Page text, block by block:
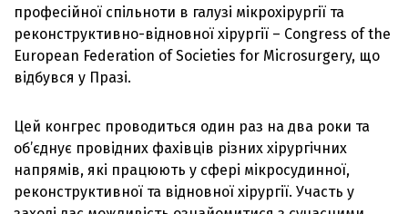
професійної спільноти в галузі мікрохірургії та
реконструктивно-відновної хірургії – Congress of the
European Federation of Societies for Microsurgery, що
відбувся у Празі.
Цей конгрес проводиться один раз на два роки та
об’єднує провідних фахівців різних хірургічних
напрямів, які працюють у сфері мікросудинної,
реконструктивної та відновної хірургії. Участь у